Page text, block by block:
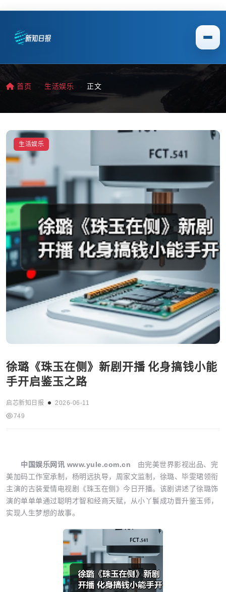
首页 生活娱乐 正文
生活娱乐
徐璐《珠玉在侧》新剧开播 化身搞钱小能
手开启鉴玉之路
启芯新知日报
2026-06-11
749
中国娱乐网讯 www.yule.com.cn 由完美世界影视出品、完
美加码工作室承制，杨明远执导，周家文监制，徐璐、毕雯珺领衔
主演的古装爱情电视剧《珠玉在侧》今日开播。该剧讲述了徐璐饰
演的单单单通过聪明才智和经商天赋，从小丫鬟成功晋升鉴玉师，
实现人生梦想的故事。